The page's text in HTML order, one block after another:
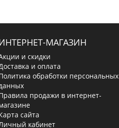
МАГАЗИН
и скидки
и оплата
обработки персональных
продажи в интернет-
сайта
кабинет